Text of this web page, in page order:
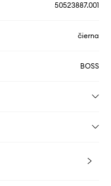
50523887.001
čierna
BOSS